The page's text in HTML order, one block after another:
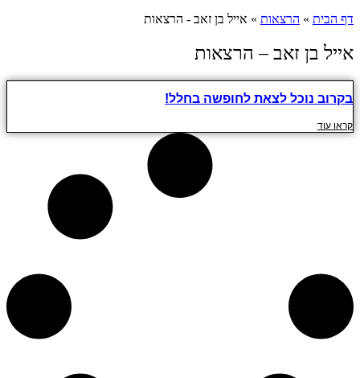
דף הבית » הרצאות » אייל בן זאב - הרצאות
אייל בן זאב – הרצאות
בקרוב נוכל לצאת לחופשה בחלל!
קראו עוד